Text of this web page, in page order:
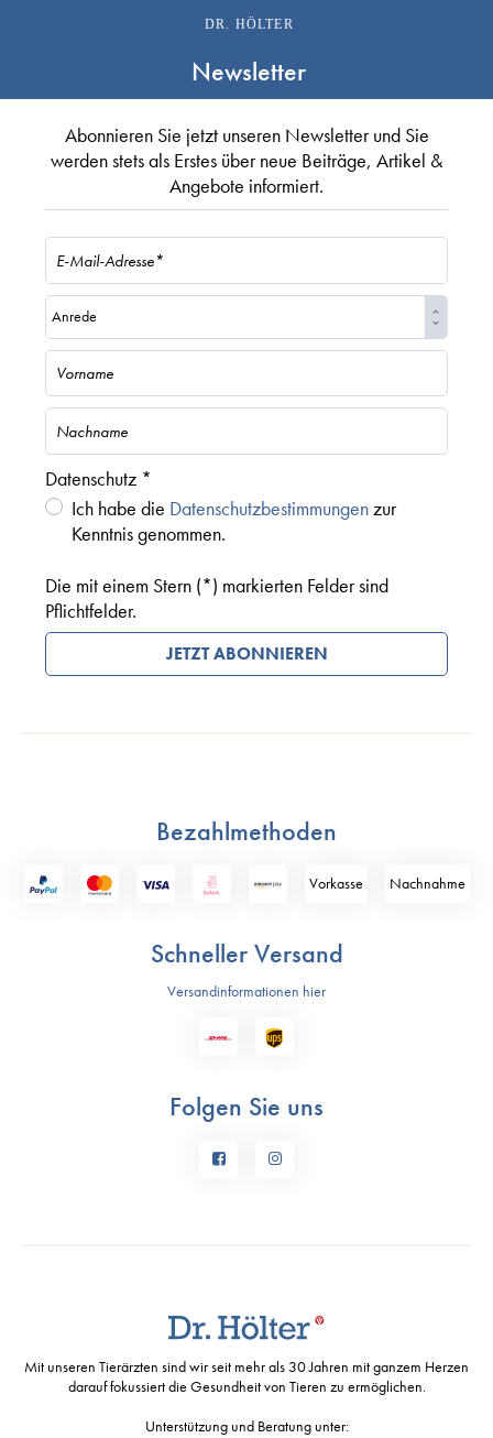
DR. HÖLTER
Newsletter
Abonnieren Sie jetzt unseren Newsletter und Sie
werden stets als Erstes über neue Beiträge, Artikel &
Angebote informiert.
Datenschutz *
Ich habe die Datenschutzbestimmungenzur
Kenntnis genommen.
Die mit einem Stern (*) markierten Felder sind
Pflichtfelder.
JETZT ABONNIEREN
Bezahlmethoden
Vorkasse Nach­nahme
Schneller Versand
Versandinformationen hier
Folgen Sie uns
Mit unseren Tierärzten sind wir seit mehr als 30 Jahren mit ganzem Herzen
darauf fokussiert die Gesundheit von Tieren zu ermöglichen.
Unterstützung und Beratung unter: